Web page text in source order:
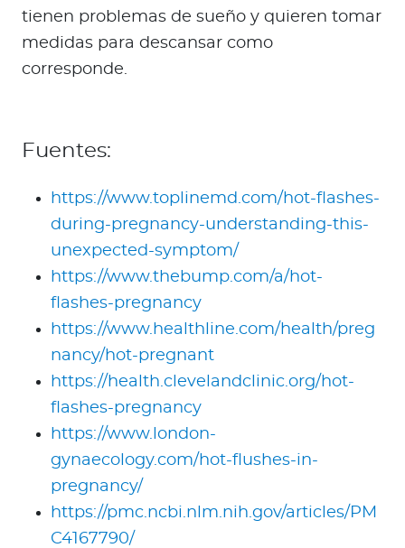
tienen problemas de sueño y quieren tomar
medidas para descansar como
corresponde.
Fuentes:
https://www.toplinemd.com/hot-flashes-
during-pregnancy-understanding-this-
unexpected-symptom/
https://www.thebump.com/a/hot-
flashes-pregnancy
https://www.healthline.com/health/preg
nancy/hot-pregnant
https://health.clevelandclinic.org/hot-
flashes-pregnancy
https://www.london-
gynaecology.com/hot-flushes-in-
pregnancy/
https://pmc.ncbi.nlm.nih.gov/articles/PM
C4167790/